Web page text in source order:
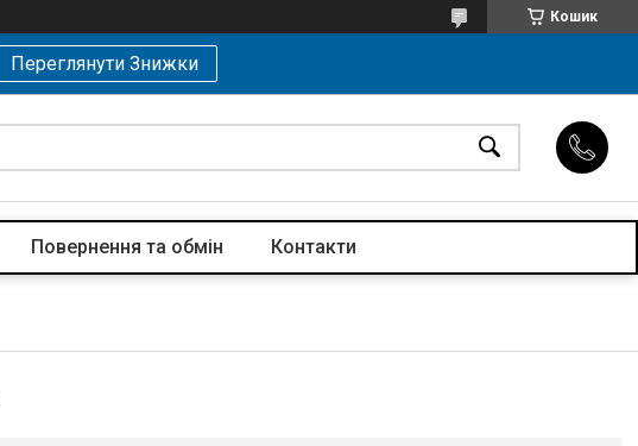
Кошик
Переглянути Знижки
Повернення та обмін Контакти